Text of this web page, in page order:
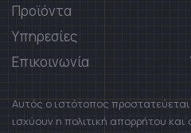
Προϊόντα
Υπηρεσίες
Επικοινωνία
Αυτός ο ιστότοπος
ισχύουν η πολιτική απορρήτου